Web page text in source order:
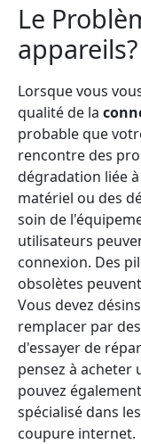
Le
appareils?
Lorsque vous
qualité de la
probable que
rencontre des
dégradation liée
matériel ou des
soin de
utilisateurs
connexion. Des
obsolètes
Vous devez
remplacer par
d'essayer de
pensez à acheter
pouvez
spécialisé dans
coupure internet.